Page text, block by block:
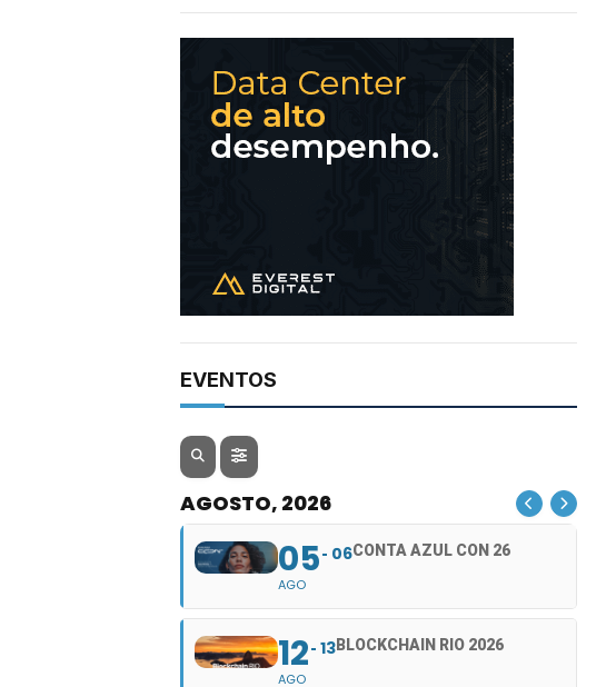
EVENTOS
AGOSTO, 2026
05
AGO
06CONTA AZUL CON 26
12
AGO
13BLOCKCHAIN RIO 2026